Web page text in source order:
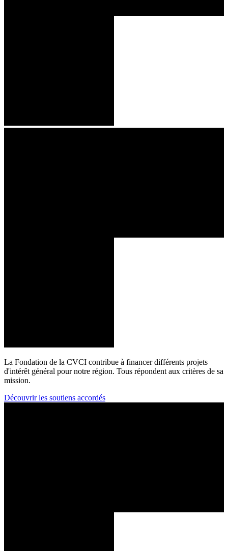
La Fondation de la CVCI contribue à financer différents projets
d'intérêt général pour notre région. Tous répondent aux critères de sa
mission.
Découvrir les soutiens accordés